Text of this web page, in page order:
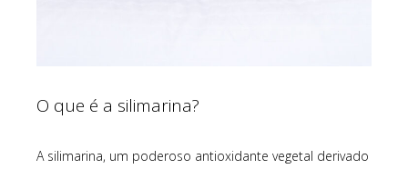
O que é a silimarina?
A silimarina, um poderoso antioxidante vegetal derivado